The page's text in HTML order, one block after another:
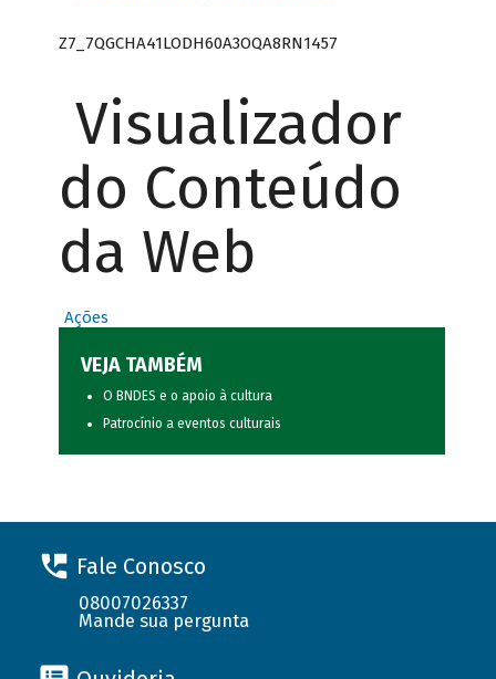
Z7_7QGCHA41LODH60A3OQA8RN1457
Visualizador
do Conteúdo
da Web
Ações
VEJA TAMBÉM
O BNDES e o apoio à cultura
Patrocínio a eventos culturais
Fale Conosco
08007026337
Mande sua pergunta